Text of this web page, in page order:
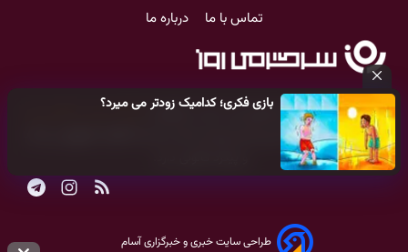
بازی فکری؛ کدامیک زودتر می میرد؟
باارزش‌ترین چیز زندگی‌تان را نشان می‌دهد
انتخاب مسیرهای کم‌هزینه‌تر
برای خانه‌دار شدن این دعا را بخوانید | دعایی کوتاه برای رسیدن به خانه‌ای
امن و پربرکت
فال فرشتگان امروز پنجشنبه ۱۵ مرداد ۱۴۰۵ | پیام‌هایی برای حفظ تمرکز،
تماس با ما درباره ما
کلیه حقوق مادی و معنوی این سایت متعلق بهپایگاه خبری سرگرمی روز
می‌باشد و هر گونه کپی‌برداری توسط دیگر سایت‌ها
طراحی سایت خبری و خبرگزاری آسام